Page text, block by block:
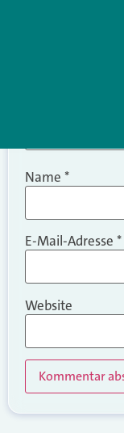
Name *
E-Mail-Adresse *
Website
Alternative: